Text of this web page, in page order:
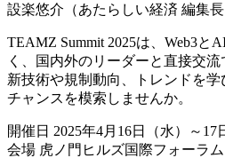
設楽悠介（あたらしい経済 編集長
TEAMZ Summit 2025は、Web3と
く、国内外のリーダーと直接交
新技術や規制動向、トレンドを
チャンスを模索しませんか。
開催日 2025年4月16日（水）～17
会場 虎ノ門ヒルズ国際フォーラム